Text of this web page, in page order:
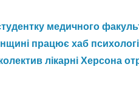
медичного
працює хаб
лікарні Херсона